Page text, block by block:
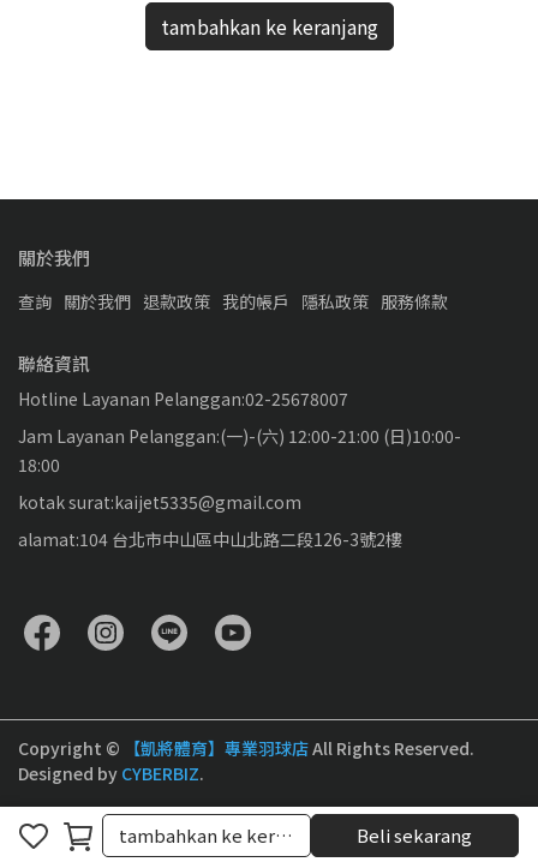
tambahkan ke keranjang
tambahkan ke keranjang Beli sekarang
tambahkan ke keranjang
關於我們
查詢 關於我們 退款政策 我的帳戶 隱私政策 服務條款
聯絡資訊
Hotline Layanan Pelanggan:02-25678007
Jam Layanan Pelanggan:(一)-(六) 12:00-21:00 (日)10:00-
18:00
kotak surat:kaijet5335@gmail.com
alamat:104 台北市中山區中山北路二段126-3號2樓
Copyright © 【凱將體育】專業羽球店All Rights Reserved.
Designed by CYBERBIZ.